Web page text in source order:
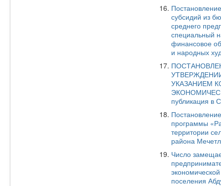
субсидий из
среднего
специальный
финансовое
и народных
УКАЗАНИЕМ
публикация в
программы
территории
района
Число
поселения